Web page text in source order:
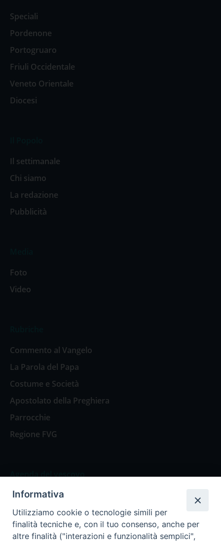
Speciali
Pordenone
Portogruaro
Friuli Occidentale
Veneto Orientale
Diocesi
Il settimanale
Chi siamo
La redazione
Pubblicità
Foto
Video
Commento al Vangelo
La Parola del Papa
Costume e Società
Apostolato della Preghiera
Parrocchie
Regione FVG
Agenda del vescovo
Agenda del vescovo
Informativa
Utilizziamo cookie o tecnologie simili per
finalità tecniche e, con il tuo consenso, anche per
altre finalità ("interazioni e funzionalità semplici",